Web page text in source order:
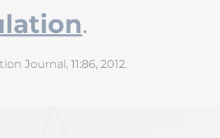
.
Journal, 11:86, 2012.